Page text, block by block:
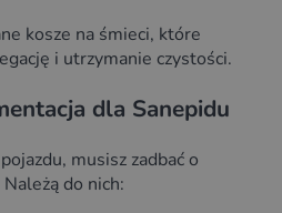
kosze na śmieci, które
i utrzymanie czystości.
dla Sanepidu
musisz zadbać o
do nich: